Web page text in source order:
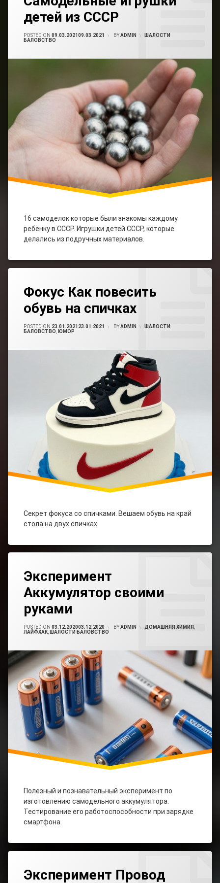
Авто
Электромонтаж
Юмор
детей из СССР
POSTED ON 09.03.202109.03.2021 BYADMIN CATEGORIES:
ШАЛОСТИ
БАЛОВСТВО
16 самоделок которые были знакомы каждому
ребёнку в СССР. Игрушки детей СССР, которые
делались из подручных материалов.
Самоделки
СССР
Чем
Comment
On
Самодельные
Игрушки
Детей
СССР
Фокус Как повесить
обувь на спичках
POSTED ON 23.01.2021 23.01.2021 BYADMIN CATEGORIES:
ШАЛОСТИ
БАЛОВСТВО
ЮМОР
Секрет фокуса со спичками. Вешаем обувь на край
стола на двух спичках
Фокуса
Фокус
Компании
Фокус Со
A
Comment
On
Фокус
Как
Повесить
На
Эксперимент
Аккумулятор своими
руками
POSTED ON 03.12.202003.12.2020 BYADMIN CATEGORIES:
ДОМАШНЯЯ ХИМИЯ
ЛАЙФХАК ШАЛОСТИ БАЛОВСТВО
Полезный и познавательный эксперимент по
изготовлению самодельного аккумулятора.
Тестирование его работоспособности при зарядке
смартфона.
Своими
Гальванический
Элемент
Своими Руками
По
Химии
Самодельный
Аккумулятор
A
Comment
On
Эксперимент
Аккумулятор
Своими
Руками
Эксперимент Провод
Шагового
A
Comment